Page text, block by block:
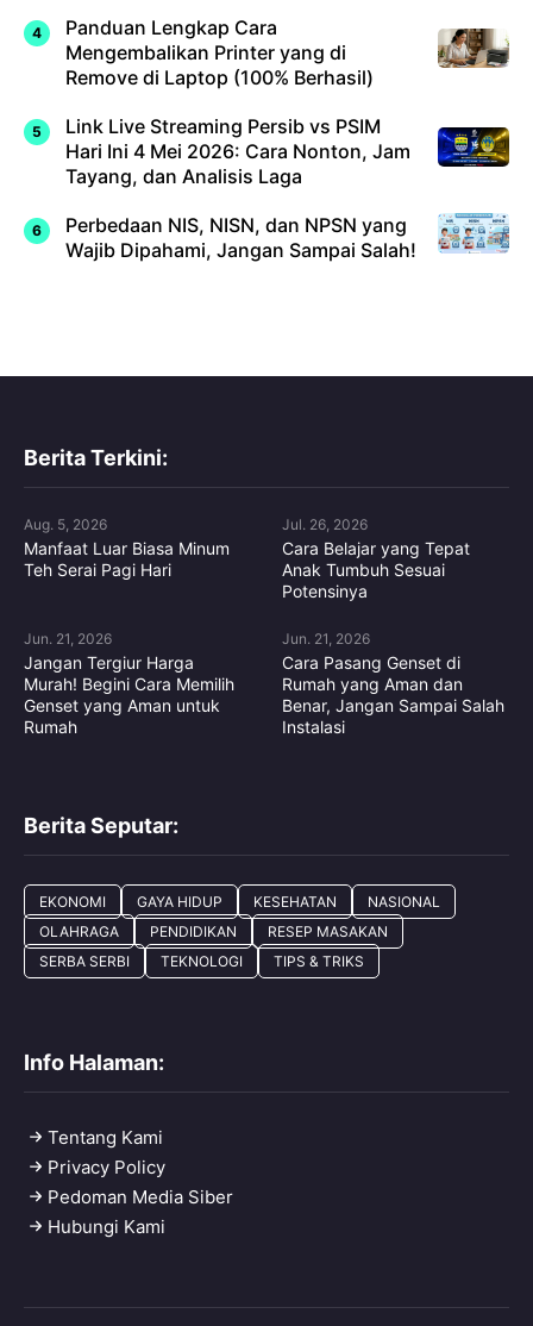
Panduan Lengkap Cara
Mengembalikan Printer yang di
Remove di Laptop (100% Berhasil)
Link Live Streaming Persib vs PSIM
Hari Ini 4 Mei 2026: Cara Nonton, Jam
Tayang, dan Analisis Laga
Perbedaan NIS, NISN, dan NPSN yang
Wajib Dipahami, Jangan Sampai Salah!
Berita Terkini:
Aug. 5, 2026
Manfaat Luar Biasa Minum
Teh Serai Pagi Hari
Jul. 26, 2026
Cara Belajar yang Tepat
Anak Tumbuh Sesuai
Potensinya
Jun. 21, 2026
Jangan Tergiur Harga
Murah! Begini Cara Memilih
Genset yang Aman untuk
Rumah
Jun. 21, 2026
Cara Pasang Genset di
Rumah yang Aman dan
Benar, Jangan Sampai Salah
Instalasi
Berita Seputar:
EKONOMI GAYA HIDUP KESEHATAN
NASIONAL
OLAHRAGA
PENDIDIKAN
RESEP MASAKAN
SERBA SERBI
TEKNOLOGI TIPS & TRIKS
Info Halaman:
Tentang Kami
Privacy Policy
Pedoman Media Siber
Hubungi Kami